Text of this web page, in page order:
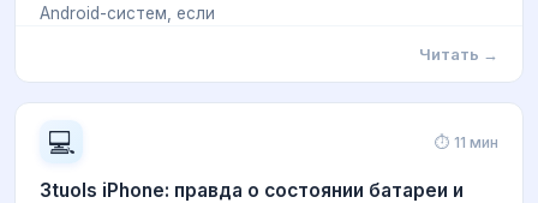
Android-систем, если
Читать →
💻 ⏱ 11 мин
3tuols iPhone: правда о состоянии батареи и